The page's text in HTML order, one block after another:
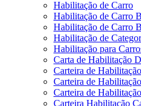
Habilitação de Carro
Habilitação de Carro
Habilitação de Carro
Habilitação de
Habilitação para
Carta de Habilitação D
Carteira de
Carteira de
Carteira de
Carteira Habilitação